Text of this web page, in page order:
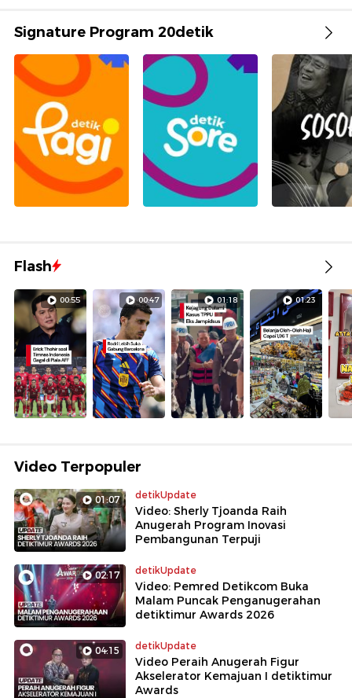
Signature Program 20detik
Flash
00:55 00:47 01:18 01:23
Video Terpopuler
01:07 detikUpdate
Video: Sherly Tjoanda Raih
Anugerah Program Inovasi
Pembangunan Terpuji
02:17 detikUpdate
Video: Pemred Detikcom Buka
Malam Puncak Penganugerahan
detiktimur Awards 2026
04:15 detikUpdate
Video Peraih Anugerah Figur
Akselerator Kemajuan I detiktimur
Awards